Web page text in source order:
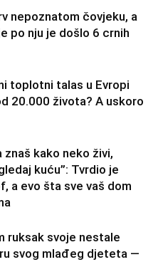
nepoznatom čovjeku, a
po nju je došlo 6 crnih
toplotni talas u Evropi
20.000 života? A uskoro
znaš kako neko živi,
kuću”: Tvrdio je
a evo šta sve vaš dom
ruksak svoje nestale
svog mlađeg djeteta —